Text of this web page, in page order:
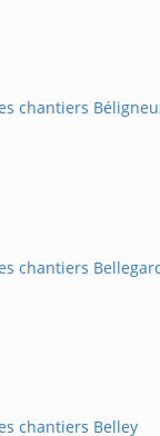
chantiers
chantiers
chantiers Belley